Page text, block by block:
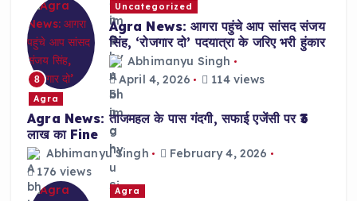
8
Uncategorized
Agra News: आगरा पहुंचे आप सांसद संजय
सिंह, ‘रोजगार दो’ पदयात्रा के जरिए भरी हुंकार
Abhimanyu Singh
April 4, 2026
114 views
Agra
Agra News: ताजमहल के पास गंदगी, सफाई एजेंसी पर ₹3
लाख का Fine
Abhimanyu Singh
February 4, 2026
176 views
Agra